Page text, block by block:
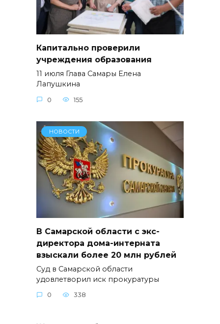
Капитально проверили
учреждения образования
11 июля Глава Самары Елена
Лапушкина
0 155
НОВОСТИ
В Самарской области с экс-
директора дома-интерната
взыскали более 20 млн рублей
Суд в Самарской области
удовлетворил иск прокуратуры
0 338